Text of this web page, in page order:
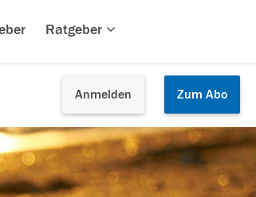
Ratgeber
Anmelden Zum Abo